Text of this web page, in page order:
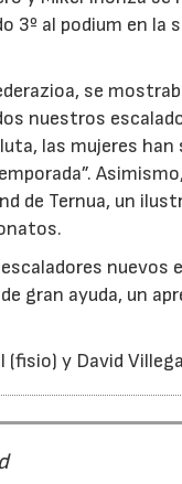
3º al podium en la
se
nuestros
las mujeres
de Ternua, un
gran ayuda, un
(fisio) y David